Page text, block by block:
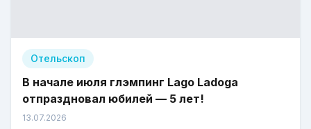
Отельскоп
В начале июля глэмпинг Lago Ladoga
отпраздновал юбилей — 5 лет!
13.07.2026